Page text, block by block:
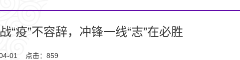
“疫”不容辞，冲锋一线“志”在必胜
01 点击： 859